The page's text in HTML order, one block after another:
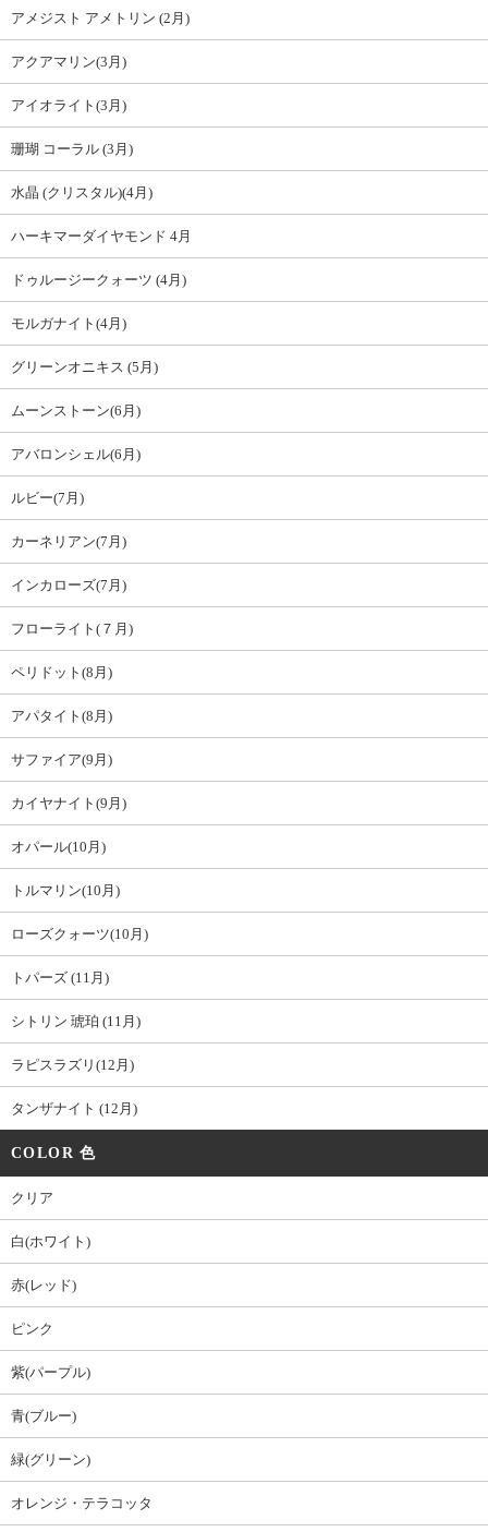
アメジスト アメトリン (2月)
アクアマリン(3月)
アイオライト(3月)
珊瑚 コーラル (3月)
水晶 (クリスタル)(4月)
ハーキマーダイヤモンド 4月
ドゥルージークォーツ (4月)
モルガナイト(4月)
グリーンオニキス (5月)
ムーンストーン(6月)
アバロンシェル(6月)
ルビー(7月)
カーネリアン(7月)
インカローズ(7月)
フローライト(７月)
ペリドット(8月)
アパタイト(8月)
サファイア(9月)
カイヤナイト(9月)
オパール(10月)
トルマリン(10月)
ローズクォーツ(10月)
トパーズ (11月)
シトリン 琥珀 (11月)
ラピスラズリ(12月)
タンザナイト (12月)
COLOR 色
クリア
白(ホワイト)
赤(レッド)
ピンク
紫(パープル)
青(ブルー)
緑(グリーン)
オレンジ・テラコッタ